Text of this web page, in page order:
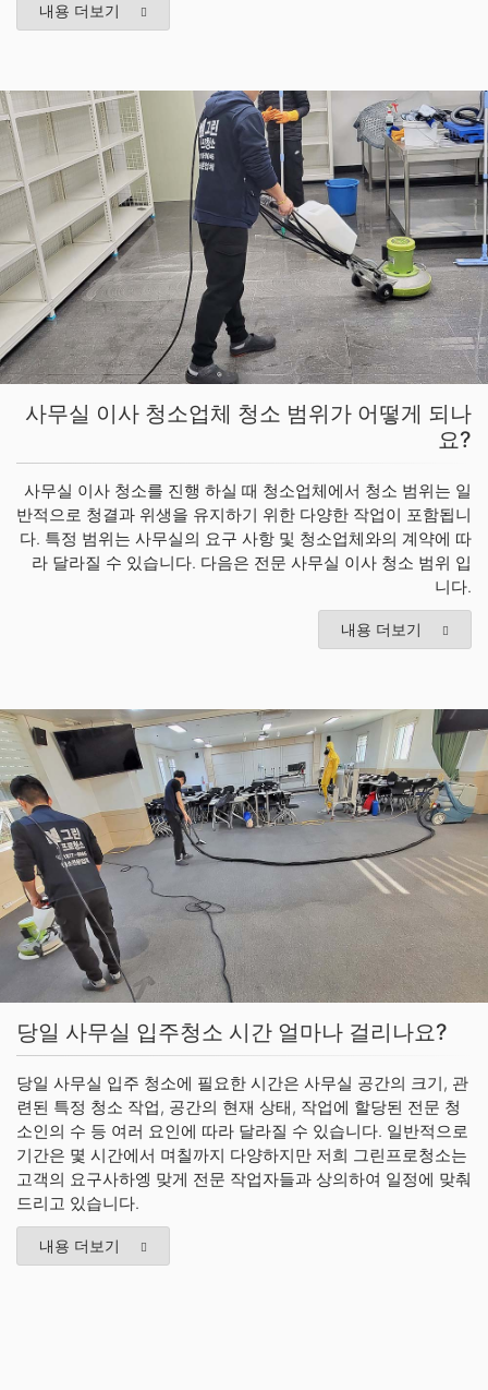
내용 더보기
사무실 이사 청소업체 청소 범위가 어떻게 되나
요?
사무실 이사 청소를 진행 하실 때 청소업체에서 청소 범위는 일
반적으로 청결과 위생을 유지하기 위한 다양한 작업이 포함됩니
다. 특정 범위는 사무실의 요구 사항 및 청소업체와의 계약에 따
라 달라질 수 있습니다. 다음은 전문 사무실 이사 청소 범위 입
니다.
내용 더보기
당일 사무실 입주청소 시간 얼마나 걸리나요?
당일 사무실 입주 청소에 필요한 시간은 사무실 공간의 크기, 관
련된 특정 청소 작업, 공간의 현재 상태, 작업에 할당된 전문 청
소인의 수 등 여러 요인에 따라 달라질 수 있습니다. 일반적으로
기간은 몇 시간에서 며칠까지 다양하지만 저희 그린프로청소는
고객의 요구사하엥 맞게 전문 작업자들과 상의하여 일정에 맞춰
드리고 있습니다.
내용 더보기